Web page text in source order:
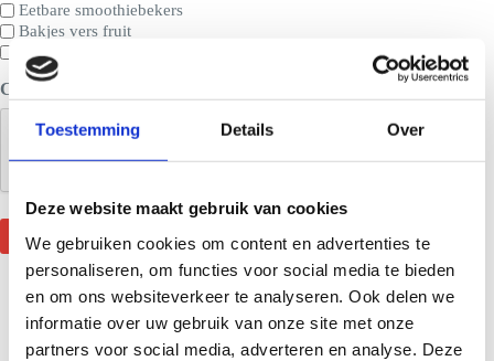
Toestemming Details Over
Deze website maakt gebruik van cookies
We gebruiken cookies om content en advertenties te
personaliseren, om functies voor social media te bieden
en om ons websiteverkeer te analyseren. Ook delen we
informatie over uw gebruik van onze site met onze
partners voor social media, adverteren en analyse. Deze
Eetbare smoothiebekers
Bakjes vers fruit
De smoothie-fiets
CAPTCHA